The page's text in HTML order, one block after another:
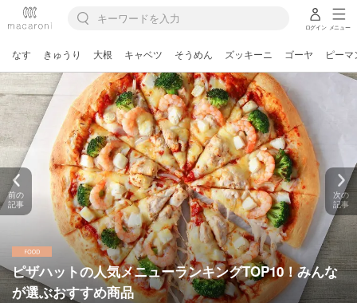
ログイン メニュー
なす きゅうり 大根 キャベツ そうめん ズッキーニ ゴーヤ ピーマ
ピザハットの人気メニューランキングTOP10！みんな
が選ぶおすすめ商品
前の
記事
次の
記事